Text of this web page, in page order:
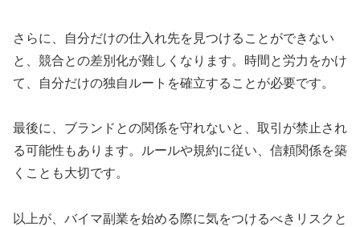
さらに、自分だけの仕入れ先を見つけることができない
と、競合との差別化が難しくなります。時間と労力をかけ
て、自分だけの独自ルートを確立することが必要です。
最後に、ブランドとの関係を守れないと、取引が禁止され
る可能性もあります。ルールや規約に従い、信頼関係を築
くことも大切です。
以上が、バイマ副業を始める際に気をつけるべきリスクと